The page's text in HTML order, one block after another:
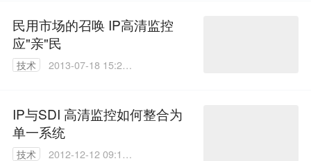
民用市场的召唤 IP高清监控
应"亲"民
技术
2013-07-18 15:24:
IP与SDI 高清监控如何整合为
单一系统
技术
2012-12-12 09:13: